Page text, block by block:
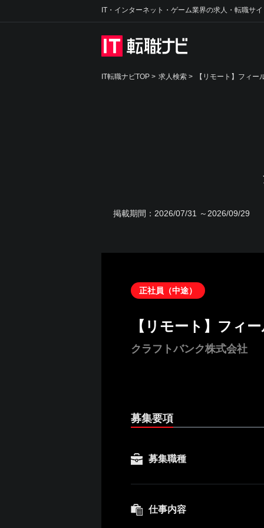
IT・インターネット・ゲーム業界の求人・転職サ
IT転職ナビTOP > 求人検索 > 【リモート】フィ
掲載期間： 2026/07/31 ～2026/09/29
正社員（中途）
【リモート】フィ
クラフトバンク株式会社
募集要項
募集職種
仕事内容